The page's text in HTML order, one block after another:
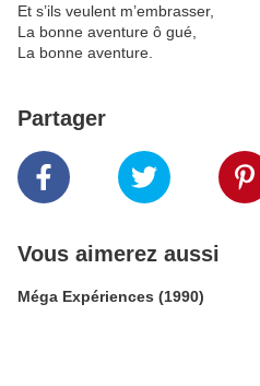
Et s’ils veulent m’embrasser,
La bonne aventure ô gué,
La bonne aventure.
Partager
Vous aimerez aussi
Méga Expériences (1990)